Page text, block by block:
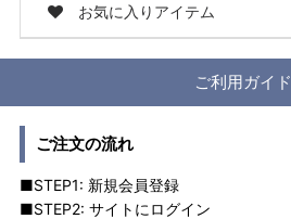
お気に入りアイテム
ご利用ガイド
ご注文の流れ
■STEP1: 新規会員登録
■STEP2: サイトにログイン